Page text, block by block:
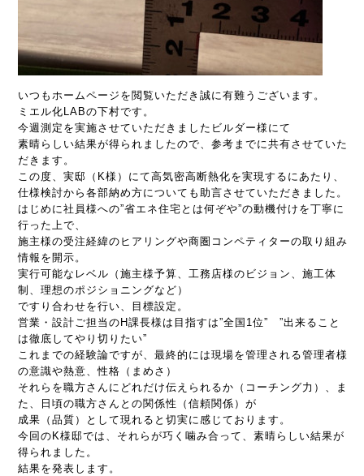
いつもホームページを閲覧いただき誠に有難うございます。
ミエル化LABの下村です。
今週測定を実施させていただきましたビルダー様にて
素晴らしい結果が得られましたので、参考までに共有させていた
だきます。
この度、実邸（K様）にて高気密高断熱化を実現するにあたり、
仕様検討から各部納め方についても助言させていただきました。
はじめに社員様への”省エネ住宅とは何ぞや”の動機付けを丁寧に
行った上で、
施主様の受注経緯のヒアリングや商圏コンペティターの取り組み
情報を開示。
実行可能なレベル（施主様予算、工務店様のビジョン、施工体
制、理想のポジショニングなど）
ですり合わせを行い、目標設定。
営業・設計ご担当のH課長様は目指すは”全国1位” ”出来ること
は徹底してやり切りたい”
これまでの経験論ですが、最終的には現場を管理される管理者様
の意識や熱意、性格（まめさ）
それらを職方さんにどれだけ伝えられるか（コーチング力）、ま
た、日頃の職方さんとの関係性（信頼関係）が
成果（品質）として現れると切実に感じております。
今回のK様邸では、それらが巧く噛み合って、素晴らしい結果が
得られました。
結果を発表します。